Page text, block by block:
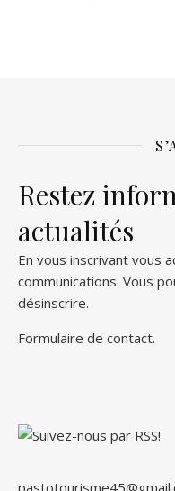
Restez
actualités
En vous inscrivant vous
communications. Vous
désinscrire.
Formulaire de contact.